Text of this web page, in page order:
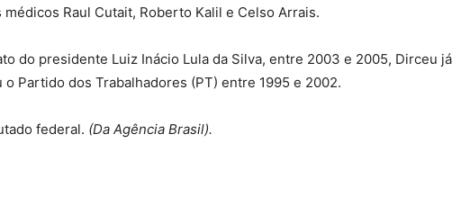
Raul Cutait, Roberto Kalil e Celso Arrais.
do presidente Luiz Inácio Lula da Silva, entre 2003 e 2005, Dirceu já
Partido dos Trabalhadores (PT) entre 1995 e 2002.
federal. (Da Agência Brasil).